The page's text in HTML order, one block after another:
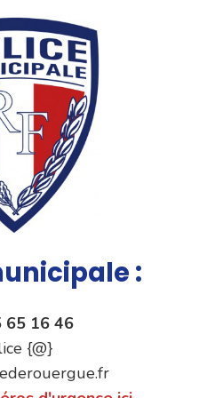
:
65 16 46
{@}